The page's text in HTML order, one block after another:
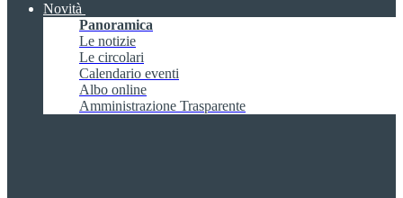
Novità
Panoramica
Le notizie
Le circolari
Calendario eventi
Albo online
Amministrazione Trasparente